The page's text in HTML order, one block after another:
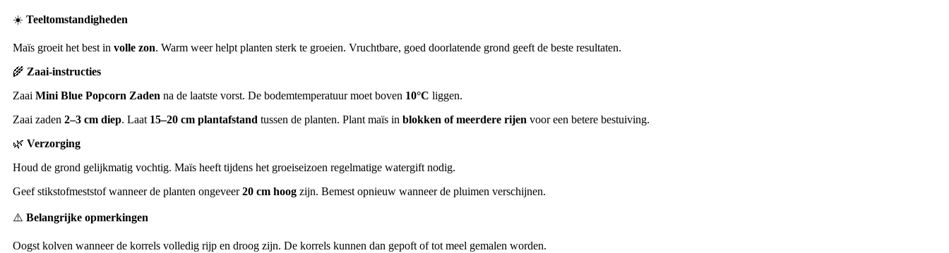
☀️ Teeltomstandigheden
Maïs groeit het best in volle zon. Warm weer helpt planten sterk te groeien. Vruchtbare, goed doorlatende grond geeft de beste resultaten.
🌾 Zaai-instructies
Zaai Mini Blue Popcorn Zaden na de laatste vorst. De bodemtemperatuur moet boven 10°C liggen.
Zaai zaden 2–3 cm diep. Laat 15–20 cm plantafstand tussen de planten. Plant maïs in blokken of meerdere rijen voor een betere bestuiving.
🌿 Verzorging
Houd de grond gelijkmatig vochtig. Maïs heeft tijdens het groeiseizoen regelmatige watergift nodig.
Geef stikstofmeststof wanneer de planten ongeveer20 cm hoog zijn. Bemest opnieuw wanneer de pluimen verschijnen.
⚠️ Belangrijke opmerkingen
Oogst kolven wanneer de korrels volledig rijp en droog zijn. De korrels kunnen dan gepoft of tot meel gemalen worden.